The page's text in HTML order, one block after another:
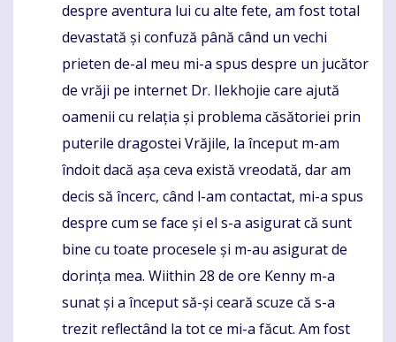
despre aventura lui cu alte fete, am fost total
devastată și confuză până când un vechi
prieten de-al meu mi-a spus despre un jucător
de vrăji pe internet Dr. Ilekhojie care ajută
oamenii cu relația și problema căsătoriei prin
puterile dragostei Vrăjile, la început m-am
îndoit dacă așa ceva există vreodată, dar am
decis să încerc, când l-am contactat, mi-a spus
despre cum se face și el s-a asigurat că sunt
bine cu toate procesele și m-au asigurat de
dorința mea. Wiithin 28 de ore Kenny m-a
sunat și a început să-și ceară scuze că s-a
trezit reflectând la tot ce mi-a făcut. Am fost